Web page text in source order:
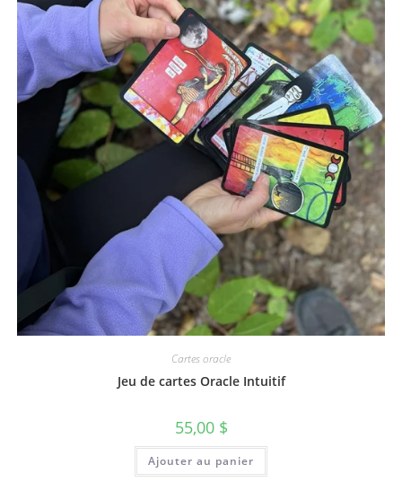
Cartes oracle
Jeu de cartes Oracle Intuitif
55,00 $
Ajouter au panier